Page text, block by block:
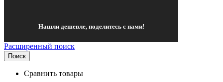
Нашли дешевле, поделитесь с нами!
Расширенный поиск
Поиск
Сравнить товары